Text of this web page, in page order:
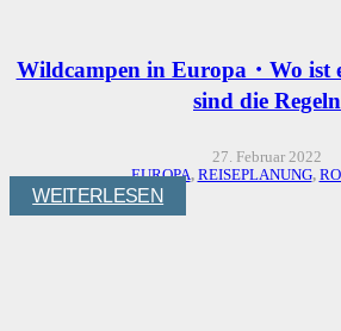
Wildcampen in Europa・Wo ist
sind die Regeln
27. Februar 2022
EUROPA, REISEPLANUNG,
WEITERLESEN